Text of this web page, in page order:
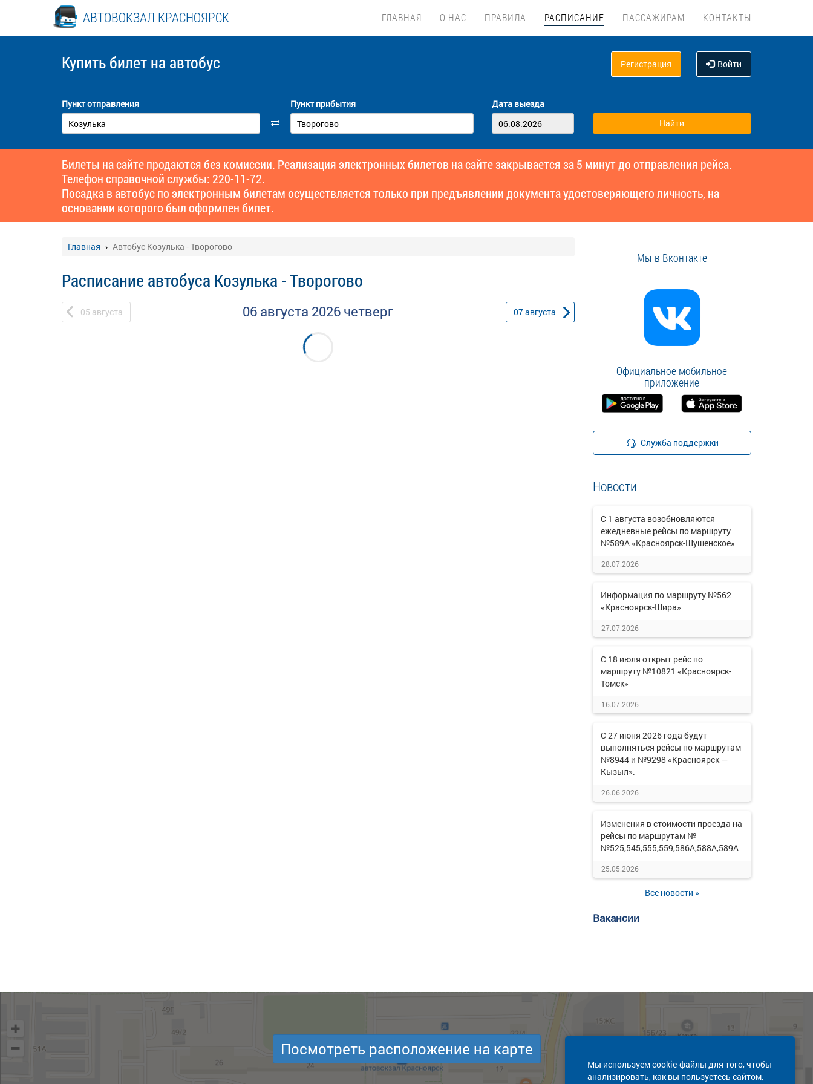
АВТОВОКЗАЛ КРАСНОЯРСК ГЛАВНАЯ О НАС ПРАВИЛА РАСПИСАНИЕ ПАССАЖИРАМ КОНТАКТЫ
Купить билет на автобус Регистрация Войти
Пункт отправления Пункт прибытия Дата выезда
Билеты на сайте продаются без комиссии. Реализация электронных билетов на сайте закрывается за 5 минут до отправления рейса.
Телефон справочной службы: 220-11-72.
Посадка в автобус по электронным билетам осуществляется только при предъявлении документа удостоверяющего личность, на
основании которого был оформлен билет.
Главная Автобус Козулька - Творогово
Расписание автобуса Козулька - Творогово
05 августа 06 августа 2026 четверг 07августа
Мы в Вконтакте
Официальное мобильное
приложение
Служба поддержки
Новости
С 1 августа возобновляются
ежедневные рейсы по маршруту
№589А «Красноярск-Шушенское»
28.07.2026
Информация по маршруту №562
«Красноярск-Шира»
27.07.2026
С 18 июля открыт рейс по
маршруту №10821 «Красноярск-
Томск»
16.07.2026
С 27 июня 2026 года будут
выполняться рейсы по маршрутам
№8944 и №9298 «Красноярск —
Кызыл».
26.06.2026
Изменения в стоимости проезда на
рейсы по маршрутам №
№525,545,555,559,586А,588А,589А
25.05.2026
Все новости »
Вакансии
Мы используем cookie-файлы для того, чтобы
анализировать, как вы пользуетесь сайтом,
Посмотреть расположение на карте